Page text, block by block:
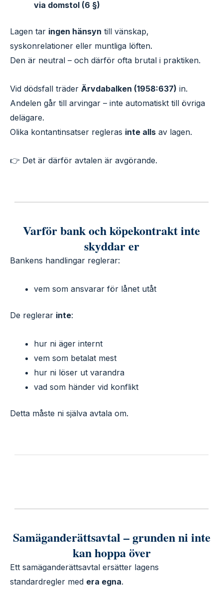
via domstol (6 §)
Lagen tar ingen hänsyn till vänskap,
syskonrelationer eller muntliga löften.
Den är neutral – och därför ofta brutal i praktiken.
Vid dödsfall träder Ärvdabalken (1958:637) in.
Andelen går till arvingar – inte automatiskt till övriga
delägare.
Olika kontantinsatser regleras inte alls av lagen.
👉 Det är därför avtalen är avgörande.
Varför bank och köpekontrakt inte
skyddar er
Bankens handlingar reglerar:
vem som ansvarar för lånet utåt
De reglerar inte:
hur ni äger internt
vem som betalat mest
hur ni löser ut varandra
vad som händer vid konflikt
Detta måste ni själva avtala om.
Samäganderättsavtal – grunden ni inte
kan hoppa över
Ett samäganderättsavtal ersätter lagens
standardregler med era egna.